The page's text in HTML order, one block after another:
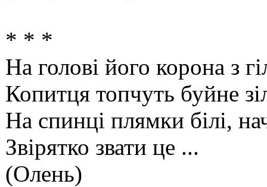
* * *
На голові його корона з
Копитця топчуть буйне
На спинці плямки білі,
Звірятко звати це ...
(Олень)